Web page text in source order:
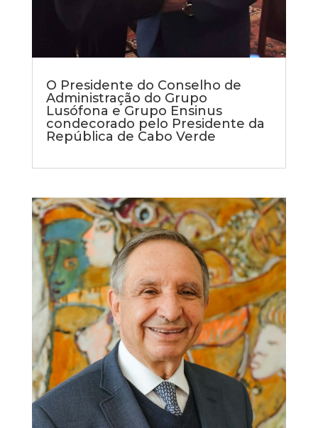
O Presidente do Conselho de
Administração do Grupo
Lusófona e Grupo Ensinus
condecorado pelo Presidente da
República de Cabo Verde